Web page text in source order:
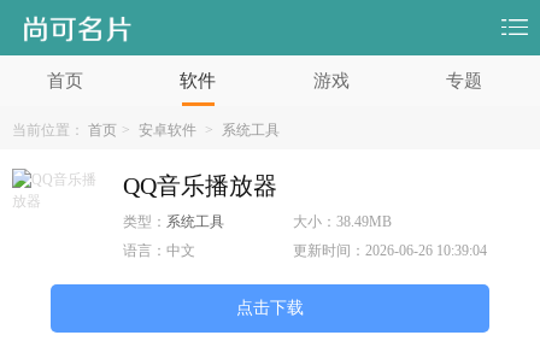
首页 软件 游戏 专题
当前位置： 首页 > 安卓软件 > 系统工具
QQ音乐播放器
类型： 系统工具 大小：38.49MB
语言： 中文 更新时间：2026-06-26 10:39:04
点击下载